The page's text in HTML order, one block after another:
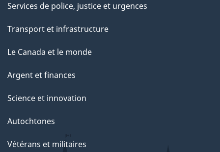
Services de police, justice et urgences
Transport et infrastructure
Le Canada et le monde
Argent et finances
Science et innovation
Autochtones
Vétérans et militaires